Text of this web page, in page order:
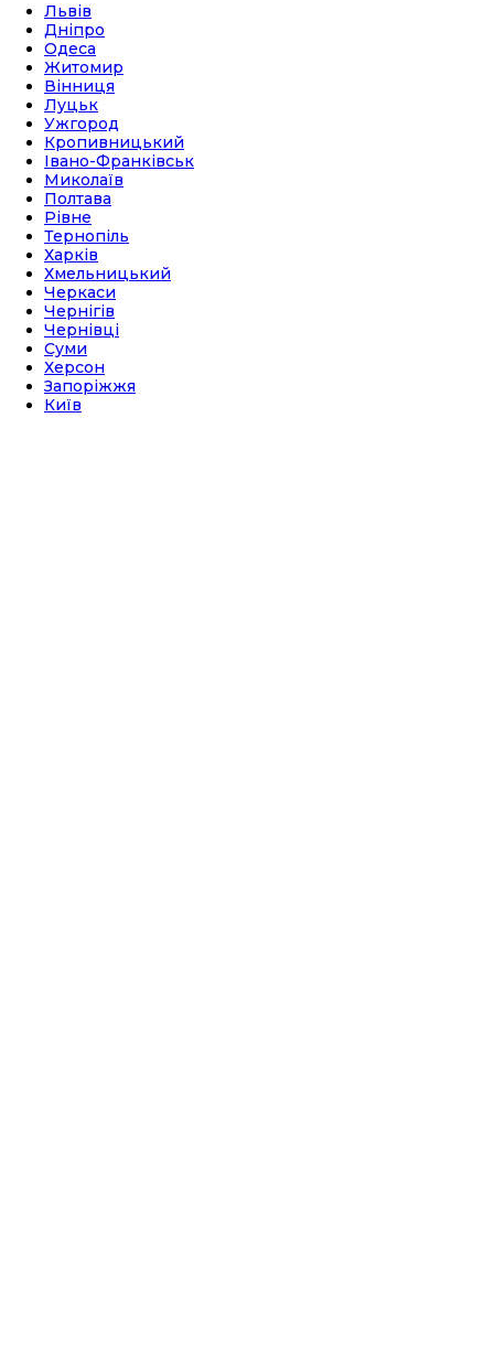
Львів
Дніпро
Одеса
Житомир
Вінниця
Луцьк
Ужгород
Кропивницький
Івано-Франківськ
Миколаїв
Полтава
Рівне
Тернопіль
Харків
Хмельницький
Черкаси
Чернігів
Чернівці
Суми
Херсон
Запоріжжя
Київ